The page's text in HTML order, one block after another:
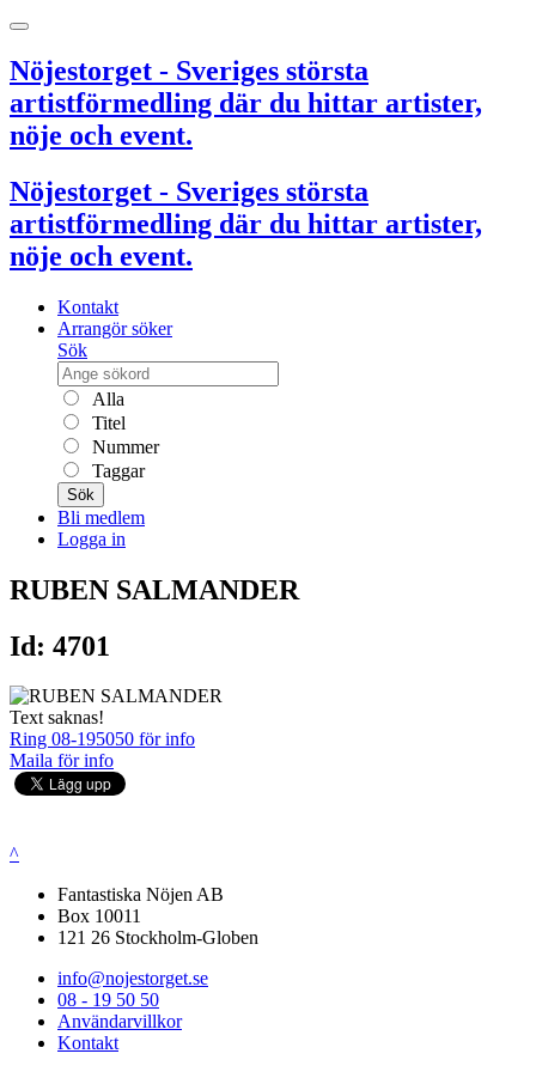
Nöjestorget - Sveriges största
artistförmedling där du hittar artister,
nöje och event.
Nöjestorget - Sveriges största
artistförmedling där du hittar artister,
nöje och event.
Kontakt
Arrangör söker
Sök
Alla
Titel
Nummer
Taggar
Sök
Bli medlem
Logga in
RUBEN SALMANDER
Id: 4701
Text saknas!
Ring 08-195050 för info
Maila för info
^
Fantastiska Nöjen AB
Box 10011
121 26 Stockholm-Globen
info@nojestorget.se
08 - 19 50 50
Användarvillkor
Kontakt